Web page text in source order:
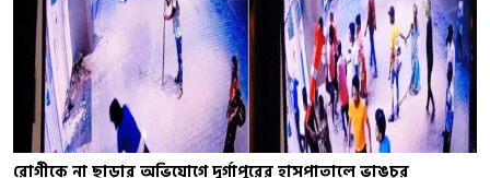
রোগীকে না ছাড়ার অভিযোগে দুর্গাপুরের হাসপাতালে ভাঙচুর